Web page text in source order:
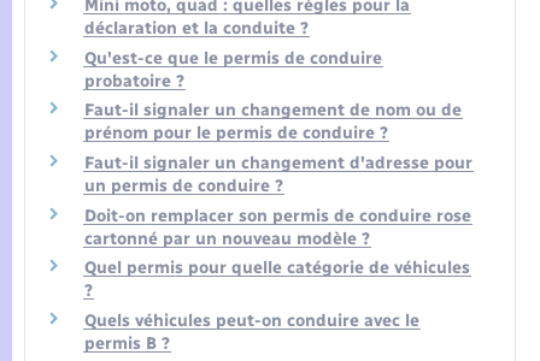
Mini moto, quad : quelles règles pour la
déclaration et la conduite ?
Qu'est-ce que le permis de conduire
probatoire ?
Faut-il signaler un changement de nom ou de
prénom pour le permis de conduire ?
Faut-il signaler un changement d'adresse pour
un permis de conduire ?
Doit-on remplacer son permis de conduire rose
cartonné par un nouveau modèle ?
Quel permis pour quelle catégorie de véhicules
?
Quels véhicules peut-on conduire avec le
permis B ?